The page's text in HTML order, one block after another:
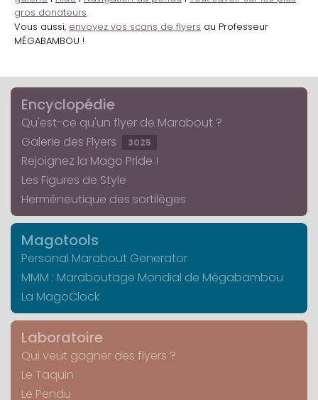
gros donateurs
Vous aussi, envoyez vos scans de flyers au Professeur
MÉGABAMBOU !
Encyclopédie
Qu'est-ce qu'un flyer de Marabout ?
Galerie des Flyers
3025
Rejoignez la Mago Pride !
Les Figures de Style
Herméneutique des sortilèges
Magotools
Personal Marabout Generator
MMM : Maraboutage Mondial de Mégabambou
La MagoClock
Laboratoire
Qui veut gagner des flyers ?
Le Taquin
Le Pendu